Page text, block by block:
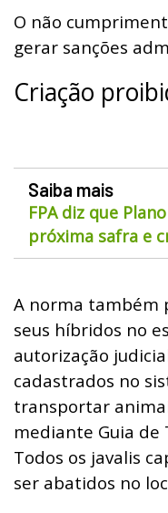
O não
gerar sanções
Criação
Saiba mais
FPA diz que
próxima safra e
A norma também
seus híbridos no
autorização
cadastrados no
transportar
mediante Guia de
Todos os javalis
ser abatidos no